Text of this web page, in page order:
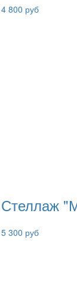
4 800 руб
Стеллаж
5 300 руб